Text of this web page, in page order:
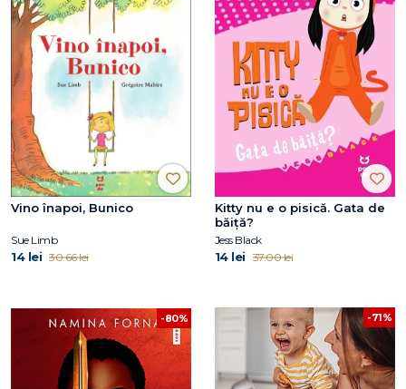
Vino înapoi, Bunico
Sue Limb
14 lei 30.66 lei
Kitty nu e o pisică. Gata de
băiță?
Jess Black
14 lei 37.00 lei
-80% -71%